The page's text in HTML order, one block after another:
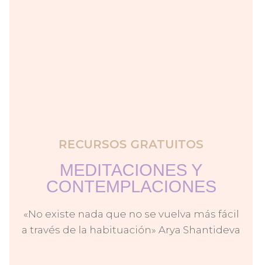
RECURSOS GRATUITOS
MEDITACIONES Y
CONTEMPLACIONES
«No existe nada que no se vuelva más fácil
a través de la habituación» Arya Shantideva